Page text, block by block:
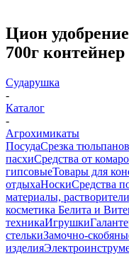
Цион
700г контейнер
Сударушка
-
Каталог
-
Агрохимикаты
ПосудаСрезка тюльпанов
пасхиСредства от
гипсовыеТовары для
отдыхаНоскиСредства
материалы,
косметика Белита и
техникаИгрушки
стелькиЗамочно-
изделия